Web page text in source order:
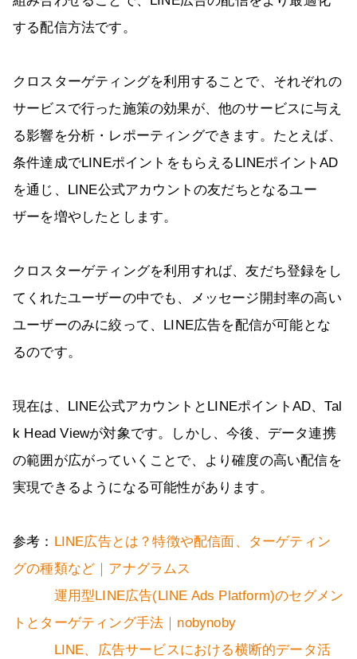
する配信方法です。
クロスターゲティングを利用することで、それぞれの
サービスで行った施策の効果が、他のサービスに与え
る影響を分析・レポーティングできます。たとえば、
条件達成でLINEポイントをもらえるLINEポイントAD
を通じ、LINE公式アカウントの友だちとなるユー
ザーを増やしたとします。
クロスターゲティングを利用すれば、友だち登録をし
てくれたユーザーの中でも、メッセージ開封率の高い
ユーザーのみに絞って、LINE広告を配信が可能とな
るのです。
現在は、LINE公式アカウントとLINEポイントAD、Tal
k Head Viewが対象です。しかし、今後、データ連携
の範囲が広がっていくことで、より確度の高い配信を
実現できるようになる可能性があります。
参考： LINE広告とは？特徴や配信面、ターゲティン
グの種類など｜アナグラムス
運用型LINE広告(LINE Ads Platform)のセグメン
トとターゲティング手法｜nobynoby
LINE、広告サービスにおける横断的データ活